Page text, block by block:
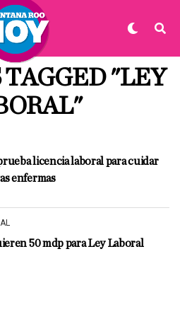
TAGGED "LEY
licencia laboral para cuidar
enfermas
50 mdp para Ley Laboral